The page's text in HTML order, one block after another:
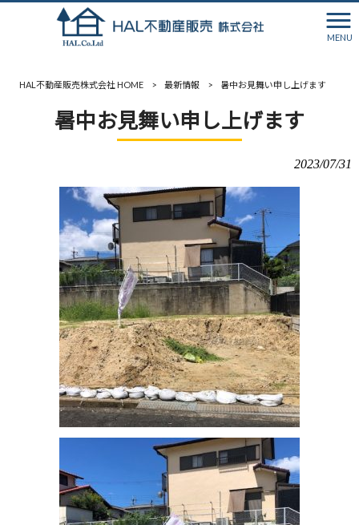
MENU
HAL不動産販売株式会社 HOME > 最新情報 > 暑中お見舞い申し上げます
暑中お見舞い申し上げます
2023/07/31